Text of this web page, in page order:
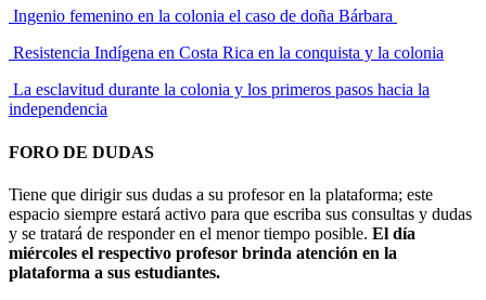
Ingenio femenino en la colonia el caso de doña Bárbara
Resistencia Indígena en Costa Rica en la conquista y la colonia
La esclavitud durante la colonia y los primeros pasos hacia la
independencia
FORO DE DUDAS
Tiene que dirigir sus dudas a su profesor en la plataforma; este
espacio siempre estará activo para que escriba sus consultas y dudas
y se tratará de responder en el menor tiempo posible. El día
miércoles el respectivo profesor brinda atención en la
plataforma a sus estudiantes.